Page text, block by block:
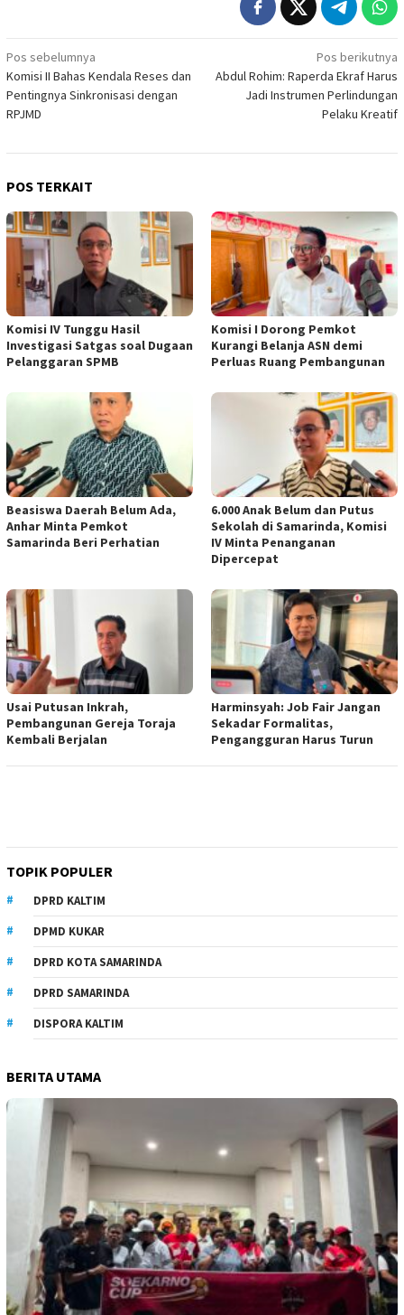
Navigasi
pos
Pos sebelumnya
Komisi II Bahas Kendala Reses dan
Pentingnya Sinkronisasi dengan
RPJMD
Pos berikutnya
Abdul Rohim: Raperda Ekraf Harus
Jadi Instrumen Perlindungan
Pelaku Kreatif
POS TERKAIT
Komisi IV Tunggu Hasil
Investigasi Satgas soal Dugaan
Pelanggaran SPMB
Komisi I Dorong Pemkot
Kurangi Belanja ASN demi
Perluas Ruang Pembangunan
Beasiswa Daerah Belum Ada,
Anhar Minta Pemkot
Samarinda Beri Perhatian
6.000 Anak Belum dan Putus
Sekolah di Samarinda, Komisi
IV Minta Penanganan
Dipercepat
Usai Putusan Inkrah,
Pembangunan Gereja Toraja
Kembali Berjalan
Harminsyah: Job Fair Jangan
Sekadar Formalitas,
Pengangguran Harus Turun
TOPIK POPULER
DPRD KALTIM
DPMD KUKAR
DPRD KOTA SAMARINDA
DPRD SAMARINDA
DISPORA KALTIM
BERITA UTAMA